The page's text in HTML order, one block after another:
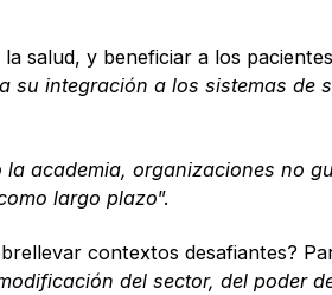
salud, y beneficiar a los
integración a los sistemas de
academia, organizaciones no
largo plazo”.
contextos desafiantes?
del sector, del poder